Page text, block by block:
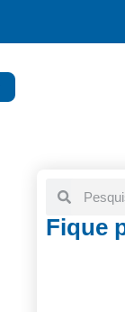
Fique